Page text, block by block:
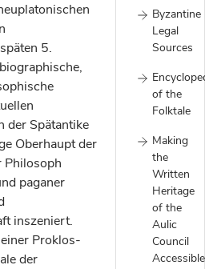
Byzantine
Legal
Sources
of the
Folktale
Making
the
Written
Heritage
of the
Aulic
Council
Accessible
5.
der Spätantike
Oberhaupt der
Philosoph
paganer
inszeniert.
Proklos-
der